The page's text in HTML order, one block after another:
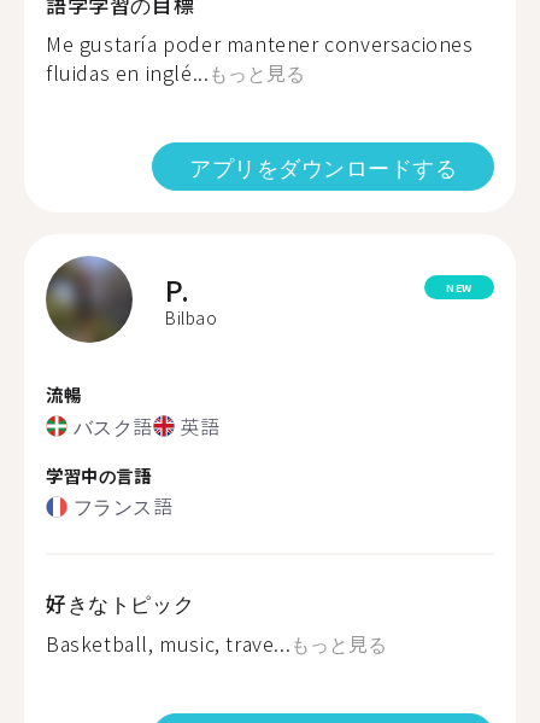
Me gustaría poder mantener conversaciones
fluidas en inglé...もっと見る
アプリをダウンロードする
P.
Bilbao
NEW
流暢
バスク語 英語
学習中の言語
フランス語
好きなトピック
Basketball, music, trave...もっと見る